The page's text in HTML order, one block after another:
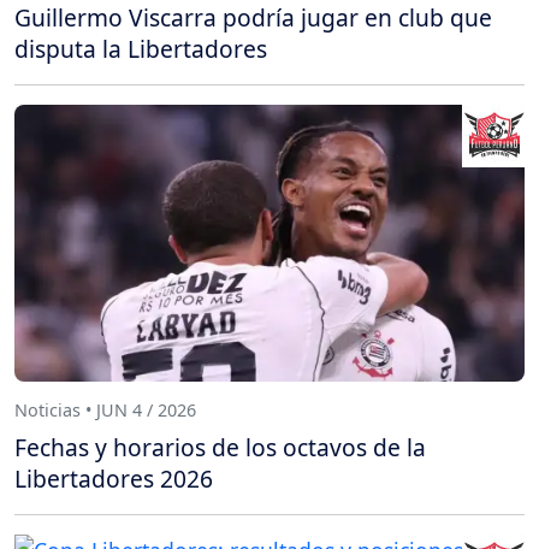
Guillermo Viscarra podría jugar en club que
disputa la Libertadores
Noticias • JUN 4 / 2026
Fechas y horarios de los octavos de la
Libertadores 2026